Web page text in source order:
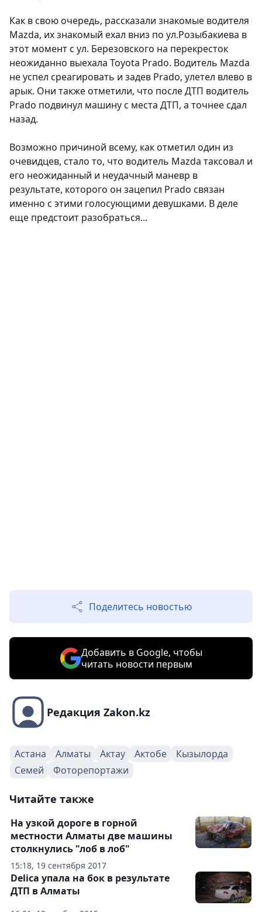
Как в свою очередь, рассказали знакомые водителя
Mazda, их знакомый ехал вниз по ул.Розыбакиева в
этот момент с ул. Березовского на перекресток
неожиданно выехала Toyota Prado. Водитель Mazda
не успел среагировать и задев Prado, улетел влево в
арык. Они также отметили, что после ДТП водитель
Prado подвинул машину с места ДТП, а точнее сдал
назад.
Возможно причиной всему, как отметил один из
очевидцев, стало то, что водитель Mazda таксовал и
его неожиданный и неудачный маневр в
результате, которого он зацепил Prado связан
именно с этими голосующими девушками. В деле
еще предстоит разобраться...
Поделитесь новостью
Добавить в Google, чтобы
читать новости первым
Редакция Zakon.kz
Астана Алматы Актау Актобе
Кызылорда
Семей
Фоторепортажи
Читайте также
15:18, 19 сентября 2017
На узкой дороге в горной
местности Алматы две машины
столкнулись "лоб в лоб"
Delica упала на бок в результате
ДТП в Алматы